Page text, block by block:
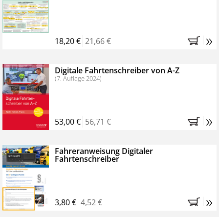
Bestellen Sie jetzt das VerkehrsRundschau Profipaket im
Kennenlern-Abo für zwei Monate (inkl. der derzeitig
Monaten brauchen Sie nichts weiter tun, das
Abonnement endet automatisch, es entstehen keine
weiteren Verpflichtungen.
18,20 € 21,66 € »
Digitale Fahrtenschreiber von A-Z
(7. Auflage 2024)
53,00 € 56,71 € »
Fahreranweisung Digitaler
Fahrtenschreiber
3,80 € 4,52 € »